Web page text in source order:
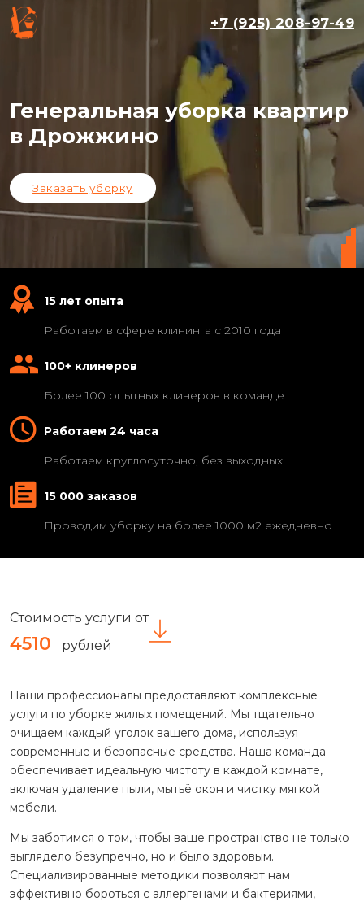
+7 (925) 208-97-49
Генеральная уборка квартир
в Дрожжино
Заказать уборку
15 лет опыта
Работаем в сфере клининга с 2010 года
100+ клинеров
Более 100 опытных клинеров в команде
Работаем 24 часа
Работаем круглосуточно, без выходных
15 000 заказов
Проводим уборку на более 1000 м2 ежедневно
Стоимость услуги от
4510 рублей
Наши профессионалы предоставляют комплексные
услуги по уборке жилых помещений. Мы тщательно
очищаем каждый уголок вашего дома, используя
современные и безопасные средства. Наша команда
обеспечивает идеальную чистоту в каждой комнате,
включая удаление пыли, мытьё окон и чистку мягкой
мебели.
Мы заботимся о том, чтобы ваше пространство не только
выглядело безупречно, но и было здоровым.
Специализированные методики позволяют нам
эффективно бороться с аллергенами и бактериями,